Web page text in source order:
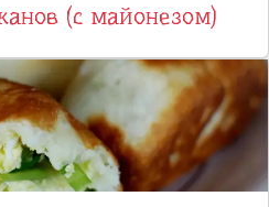
(с майонезом)